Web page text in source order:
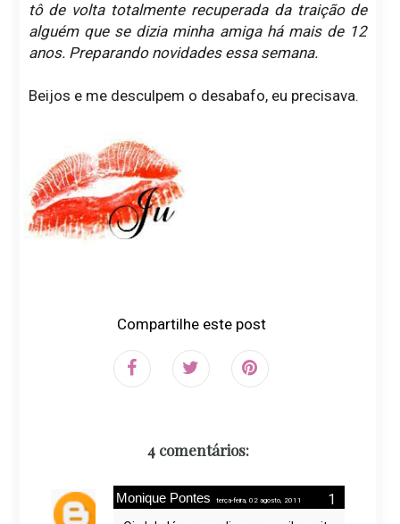
tô de volta totalmente recuperada da traição de
alguém que se dizia minha amiga há mais de 12
anos. Preparando novidades essa semana.
Beijos e me desculpem o desabafo, eu precisava.
Compartilhe este post
4 comentários:
Monique Pontes terça-feira, 02 agosto, 2011